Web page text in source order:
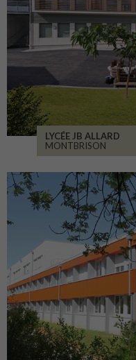
LYCÉE JB ALLARD
MONTBRISON